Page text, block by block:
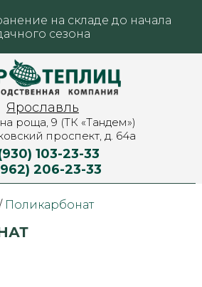
на складе до начала
сезона
Ярославль
роща, 9 (ТК «Тандем»)
проспект, д. 64а
103-23-33
206-23-33
Поликарбонат